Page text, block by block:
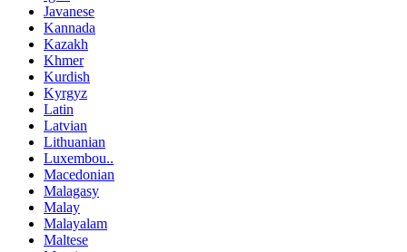
Javanese
Kannada
Kazakh
Khmer
Kurdish
Kyrgyz
Latin
Latvian
Lithuanian
Luxembou..
Macedonian
Malagasy
Malay
Malayalam
Maltese